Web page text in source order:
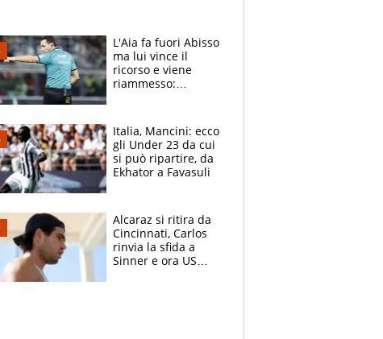
L'Aia fa fuori Abisso
ma lui vince il
ricorso e viene
riammesso:
Italia, Mancini: ecco
gli Under 23 da cui
si può ripartire, da
Ekhator a Favasuli
Alcaraz si ritira da
Cincinnati, Carlos
rinvia la sfida a
Sinner e ora US